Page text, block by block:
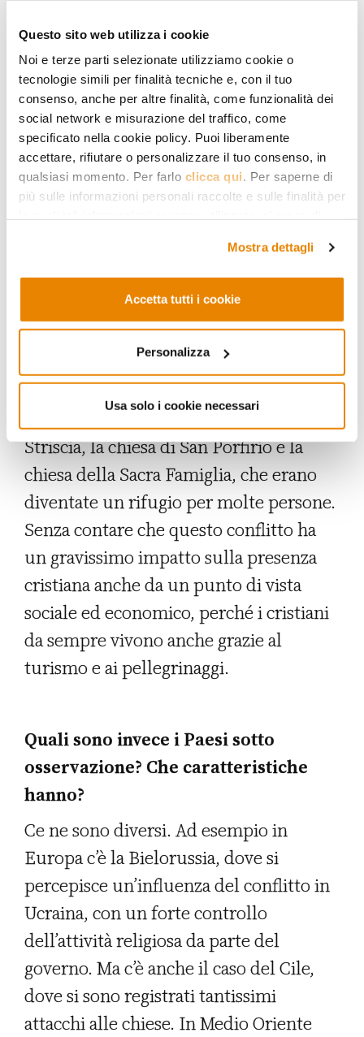
Questo sito web utilizza i cookie
Noi e terze parti selezionate utilizziamo cookie o
tecnologie simili per finalità tecniche e, con il tuo
consenso, anche per altre finalità, come funzionalità dei
social network e misurazione del traffico, come
specificato nella cookie policy. Puoi liberamente
accettare, rifiutare o personalizzare il tuo consenso, in
qualsiasi momento. Per farlo clicca qui. Per saperne di
più sulle informazioni personali raccolte e sulle finalità per
Mostra dettagli
Accetta tutti i cookie
Personalizza
Usa solo i cookie necessari
Dati nello specifico no, ma sappiamo
che ci sono stati numerosi attacchi
anticristiani. È chiaro che le due parti in
conflitto sono identificate
principalmente con l’Ebraismo e con
l’Islam, ma le comunità cristiane, sia
quelle che vivono nei territori
palestinesi che quelle che vivono in
Israele, hanno subito diversi attacchi.
Da un lato c’è stata una crescita
dell’estremismo ebraico, ma in generale
la violenza della guerra a Gaza e quella
che viene impiegata nei territori
palestinesi ha fortemente colpito la
popolazione cristiana. I bombardamenti
Striscia, la chiesa di San Porfirio e la
chiesa della Sacra Famiglia, che erano
diventate un rifugio per molte persone.
Senza contare che questo conflitto ha
un gravissimo impatto sulla presenza
cristiana anche da un punto di vista
sociale ed economico, perché i cristiani
da sempre vivono anche grazie al
turismo e ai pellegrinaggi.
Quali sono invece i Paesi sotto
osservazione? Che caratteristiche
hanno?
Ce ne sono diversi. Ad esempio in
Europa c’è la Bielorussia, dove si
percepisce un’influenza del conflitto in
Ucraina, con un forte controllo
dell’attività religiosa da parte del
governo. Ma c’è anche il caso del Cile,
dove si sono registrati tantissimi
attacchi alle chiese. In Medio Oriente